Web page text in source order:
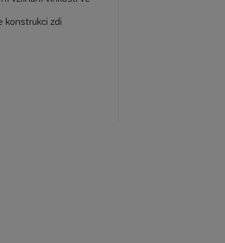
konstrukci zdi